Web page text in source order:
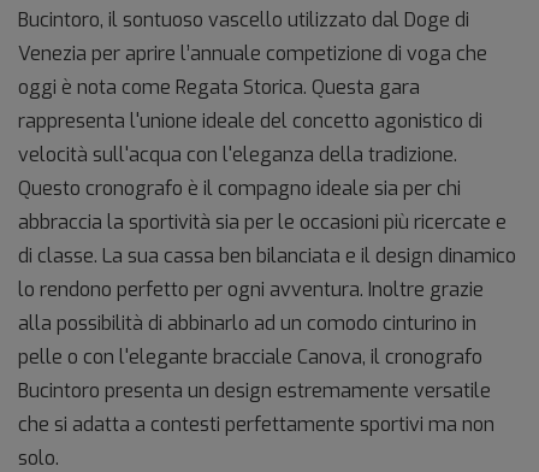
Bucintoro, il sontuoso vascello utilizzato dal Doge di
Venezia per aprire l’annuale competizione di voga che
oggi è nota come Regata Storica. Questa gara
rappresenta l'unione ideale del concetto agonistico di
velocità sull'acqua con l'eleganza della tradizione.
Questo cronografo è il compagno ideale sia per chi
abbraccia la sportività sia per le occasioni più ricercate e
di classe. La sua cassa ben bilanciata e il design dinamico
lo rendono perfetto per ogni avventura. Inoltre grazie
alla possibilità di abbinarlo ad un comodo cinturino in
pelle o con l'elegante bracciale Canova, il cronografo
Bucintoro presenta un design estremamente versatile
che si adatta a contesti perfettamente sportivi ma non
solo.